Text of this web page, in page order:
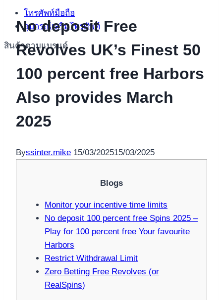
โทรศัพท์มือถือ
อุปกรณ์เสริมโทรศัพท์
สินค้าตามแบรนด์
No deposit Free
Revolves UK’s Finest 50
100 percent free Harbors
Also provides March
2025
Byssinter.mike 15/03/202515/03/2025
Blogs
Monitor your incentive time limits
No deposit 100 percent free Spins 2025 –
Play for 100 percent free Your favourite
Harbors
Restrict Withdrawal Limit
Zero Betting Free Revolves (or
RealSpins)